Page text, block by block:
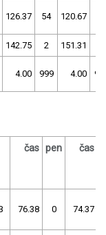
126.37 54 120.67
142.75 2 151.31
4.00 999 4.00
čas pen čas
76.38 0 74.37